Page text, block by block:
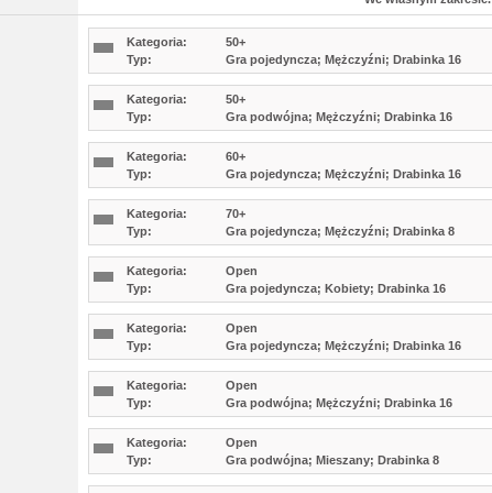
Kategoria:
50+
Typ:
Gra pojedyncza; Mężczyźni; Drabinka 16
Kategoria:
50+
Typ:
Gra podwójna; Mężczyźni; Drabinka 16
Kategoria:
60+
Typ:
Gra pojedyncza; Mężczyźni; Drabinka 16
Kategoria:
70+
Typ:
Gra pojedyncza; Mężczyźni; Drabinka 8
Kategoria:
Open
Typ:
Gra pojedyncza; Kobiety; Drabinka 16
Kategoria:
Open
Typ:
Gra pojedyncza; Mężczyźni; Drabinka 16
Kategoria:
Open
Typ:
Gra podwójna; Mężczyźni; Drabinka 16
Kategoria:
Open
Typ:
Gra podwójna; Mieszany; Drabinka 8